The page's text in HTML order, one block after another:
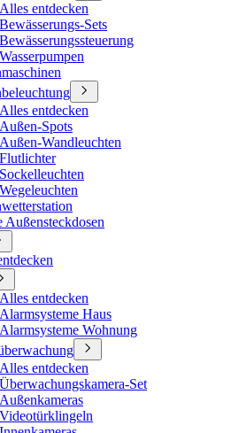
Alles entdecken
Bewässerungs-Sets
Bewässerungssteuerung
Wasserpumpen
Alles entdecken
Außen-Spots
Außen-Wandleuchten
Flutlichter
Sockelleuchten
Wegeleuchten
Außensteckdosen
Alles entdecken
Alarmsysteme Haus
Alarmsysteme Wohnung
Alles entdecken
Überwachungskamera-Set
Außenkameras
Videotürklingeln